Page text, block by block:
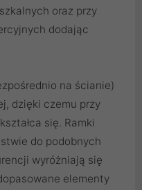
oraz przy
dodając
na ścianie)
dzięki czemu przy
się. Ramki
do podobnych
wyróżniają się
elementy